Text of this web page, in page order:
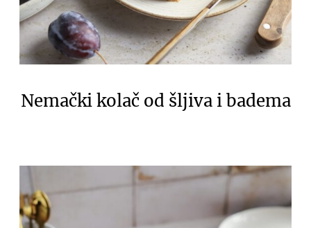
Nemački kolač od šljiva i badema